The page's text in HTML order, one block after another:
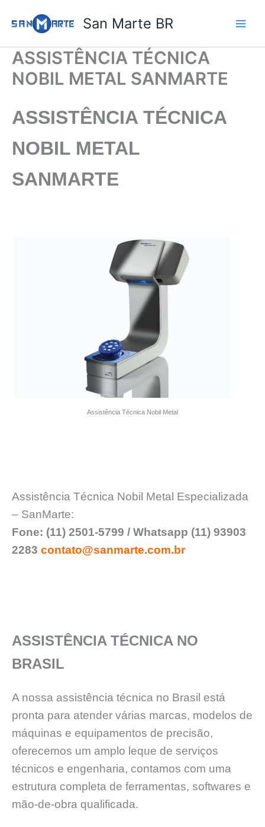
para
conteúdo
San Marte BR
ASSISTÊNCIA TÉCNICA
NOBIL METAL SANMARTE
ASSISTÊNCIA TÉCNICA
NOBIL METAL
SANMARTE
Assistência Técnica Nobil Metal
Assistência Técnica Nobil Metal Especializada
– SanMarte:
Fone: (11) 2501-5799 / Whatsapp (11) 93903
2283 contato@sanmarte.com.br
ASSISTÊNCIA TÉCNICA NO
BRASIL
A nossa assistência técnica no Brasil está
pronta para atender várias marcas, modelos de
máquinas e equipamentos de precisão,
oferecemos um amplo leque de serviços
técnicos e engenharia, contamos com uma
estrutura completa de ferramentas, softwares e
mão-de-obra qualificada.